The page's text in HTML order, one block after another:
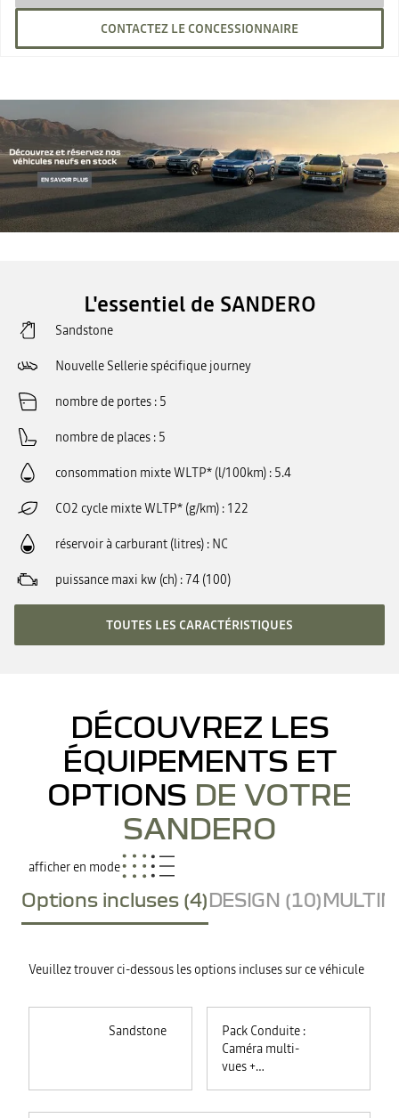
CONTACTEZ LE CONCESSIONNAIRE
L'essentiel de SANDERO
Sandstone
Nouvelle Sellerie spécifique journey
nombre de portes 5
nombre de places 5
consommation mixte WLTP* (l/100km) 5.4
CO2 cycle mixte WLTP* (g/km) 122
réservoir à carburant (litres) NC
puissance maxi kw (ch) 74 (100)
TOUTES LES CARACTÉRISTIQUES
DÉCOUVREZ LES
ÉQUIPEMENTS ET
OPTIONS DE VOTRE
SANDERO
afficher en mode
Options incluses (4)DESIGN (10)
Veuillez trouver ci-dessous les options incluses sur ce véhicule
Sandstone
Pack Conduite :
Caméra multi-
vues +